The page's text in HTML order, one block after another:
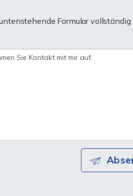
Formular vollständig